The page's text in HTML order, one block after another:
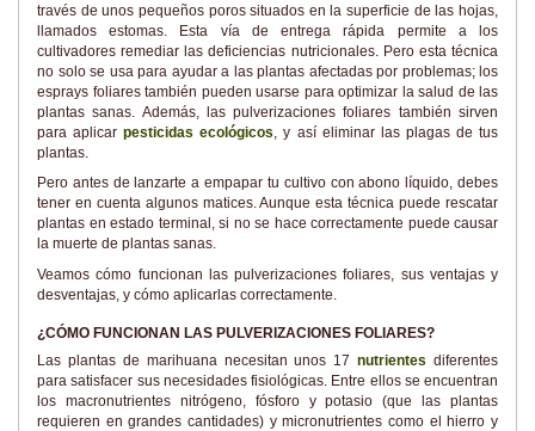
través de unos pequeños poros situados en la superficie de las hojas,
llamados estomas. Esta vía de entrega rápida permite a los
cultivadores remediar las deficiencias nutricionales. Pero esta técnica
no solo se usa para ayudar a las plantas afectadas por problemas; los
esprays foliares también pueden usarse para optimizar la salud de las
plantas sanas. Además, las pulverizaciones foliares también sirven
para aplicarpesticidas ecológicos , y así eliminar las plagas de tus
plantas.
Pero antes de lanzarte a empapar tu cultivo con abono líquido, debes
tener en cuenta algunos matices. Aunque esta técnica puede rescatar
plantas en estado terminal, si no se hace correctamente puede causar
la muerte de plantas sanas.
Veamos cómo funcionan las pulverizaciones foliares, sus ventajas y
desventajas, y cómo aplicarlas correctamente.
¿CÓMO FUNCIONAN LAS PULVERIZACIONES FOLIARES?
Las plantas de marihuana necesitan unos 17nutrientes diferentes
para satisfacer sus necesidades fisiológicas. Entre ellos se encuentran
los macronutrientes nitrógeno, fósforo y potasio (que las plantas
requieren en grandes cantidades) y micronutrientes como el hierro y